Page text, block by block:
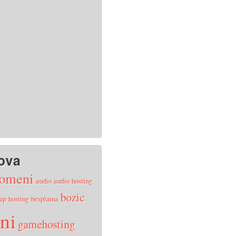
audio audio hosting
hosting besplatna bozic
gamehosting